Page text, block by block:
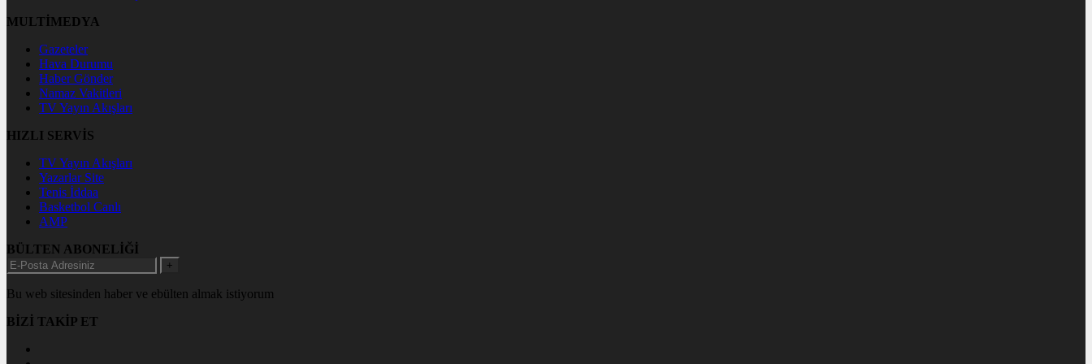
MULTİMEDYA
Gazeteler
Hava Durumu
Haber Gönder
Namaz Vakitleri
TV Yayın Akışları
HIZLI SERVİS
TV Yayın Akışları
Yazarlar Site
Tenis İddaa
Basketbol Canlı
AMP
BÜLTEN ABONELİĞİ
+
Bu web sitesinden haber ve ebülten almak istiyorum
BİZİ TAKİP ET